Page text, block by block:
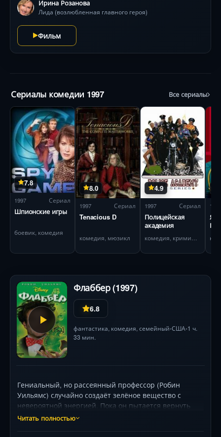
повороты соседствуют с тонкими наблюдениями о
Ирина Розанова
Лида (возлюбленная главного героя)
Фильм
Сериалы комедии 1997 Все сериалы
7.8
1997 Сериал
Шпионские игры
боевик, комедия
8.0
1997 Сериал
Tenacious D
комедия, мюзикл
4.9
1997 Сериал
Полицейская
академия
комедия, криминал
1997
Я
Флаббер (1997)
6.8
фантастика, комедия, семейный•США•1 ч.
33 мин.
Гениальный, но рассеянный профессор (Робин
Уильямс) случайно создаёт зелёное вещество с
невероятной энергией. Пока он пытается вернуть
доверие невесты и спасти колледж от закрытия,
Читать полностью